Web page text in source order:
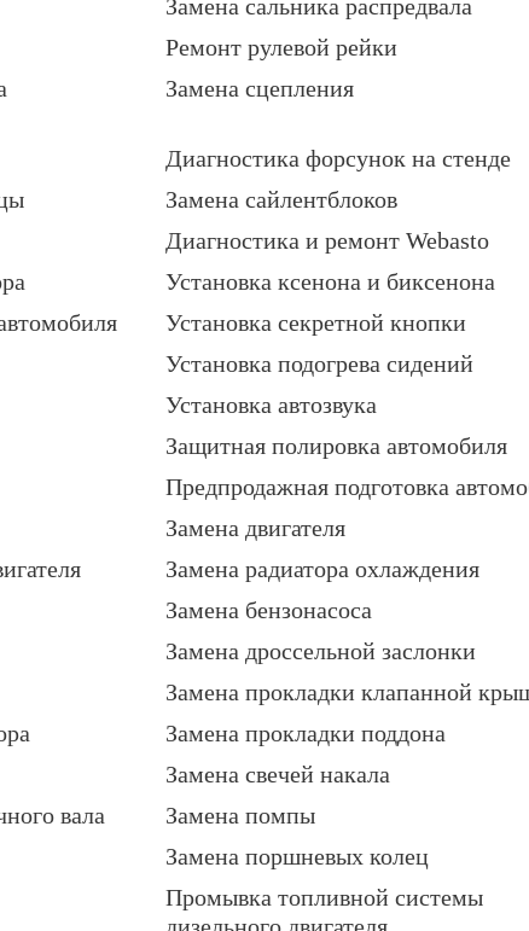
Замена сальника распредвала
Ремонт рулевой рейки
Замена сцепления
Диагностика форсунок на стенде
Замена сайлентблоков
Диагностика и ремонт Webasto
Установка ксенона и биксенона
Установка секретной кнопки
Установка подогрева сидений
Установка автозвука
Защитная полировка автомобиля
Предпродажная подготовка
Замена двигателя
Замена радиатора охлаждения
Замена бензонасоса
Замена дроссельной заслонки
Замена прокладки клапанной
Замена прокладки поддона
Замена свечей накала
вала
Замена помпы
Замена поршневых колец
Промывка топливной системы
дизельного двигателя